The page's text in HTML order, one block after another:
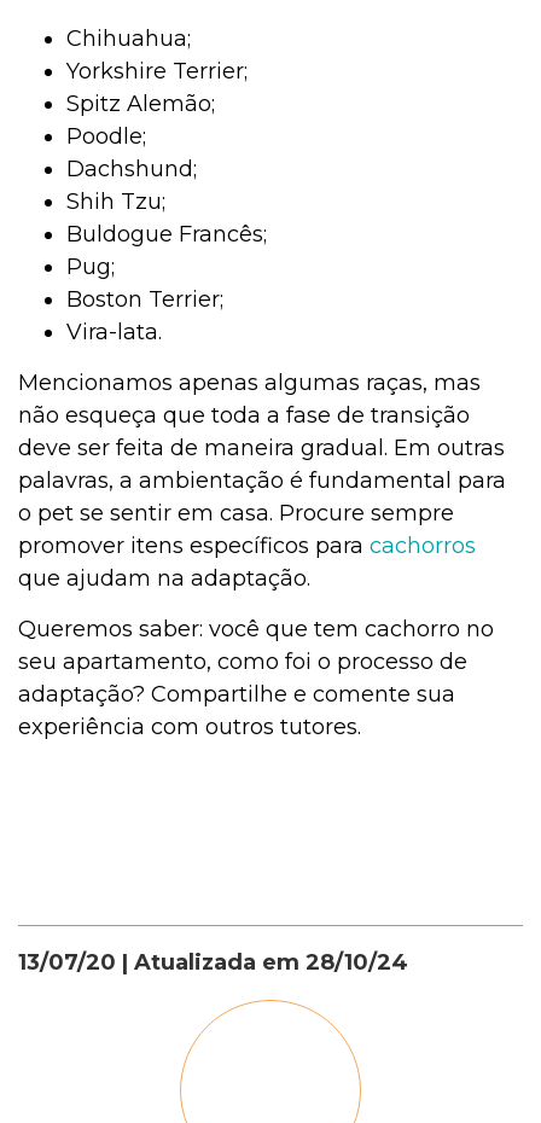
Chihuahua;
Yorkshire Terrier;
Spitz Alemão;
Poodle;
Dachshund;
Shih Tzu;
Buldogue Francês;
Pug;
Boston Terrier;
Vira-lata.
Mencionamos apenas algumas raças, mas
não esqueça que toda a fase de transição
deve ser feita de maneira gradual. Em outras
palavras, a ambientação é fundamental para
o pet se sentir em casa. Procure sempre
promover itens específicos para cachorros
que ajudam na adaptação.
Queremos saber: você que tem cachorro no
seu apartamento, como foi o processo de
adaptação? Compartilhe e comente sua
experiência com outros tutores.
13/07/20 | Atualizada em 28/10/24